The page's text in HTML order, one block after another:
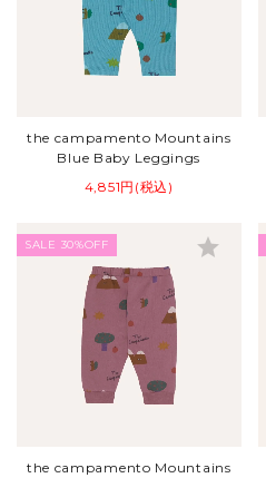
the campamento Mountains
Blue Baby Leggings
4,851円(税込)
SALE 30%OFF
the campamento Mountains
star